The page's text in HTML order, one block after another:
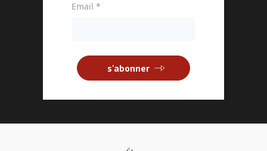
Email *
s'abonner